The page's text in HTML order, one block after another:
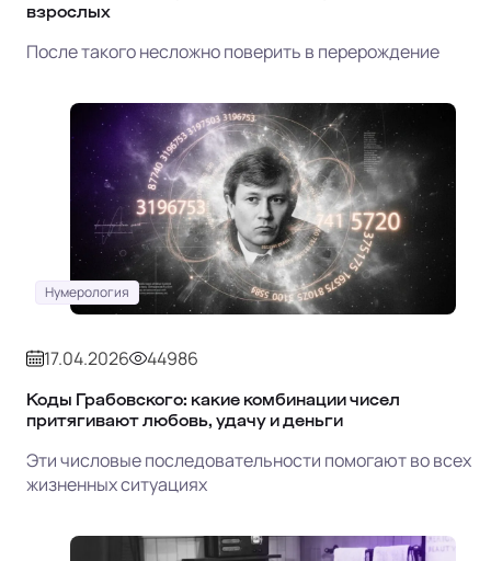
взрослых
После такого несложно поверить в перерождение
Нумерология
17.04.2026 44986
Коды Грабовского: какие комбинации чисел
притягивают любовь, удачу и деньги
Эти числовые последовательности помогают во всех
жизненных ситуациях